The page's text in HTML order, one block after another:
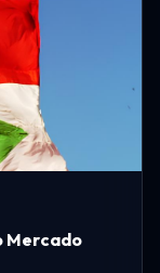
Mercado